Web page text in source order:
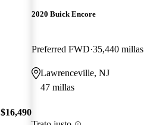
$16,490
2020 Buick Encore
Preferred FWD 35,440 millas
Lawrenceville, NJ
47 millas